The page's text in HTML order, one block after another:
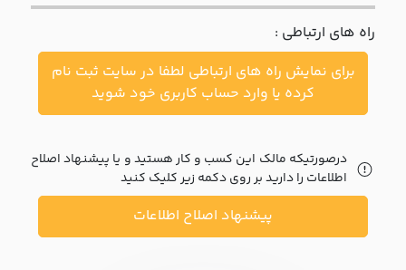
پرسش
متداول
خواست
راه های ارتباطی :
برای نمایش راه های ارتباطی لطفا در سایت ثبت نام
کرده یا وارد حساب کاربری خود شوید
درصورتیکه مالک این کسب و کار هستید و یا پیشنهاد اصلاح
اطلاعات را دارید بر روی دکمه زیر کلیک کنید
پیشنهاد اصلاح اطلاعات